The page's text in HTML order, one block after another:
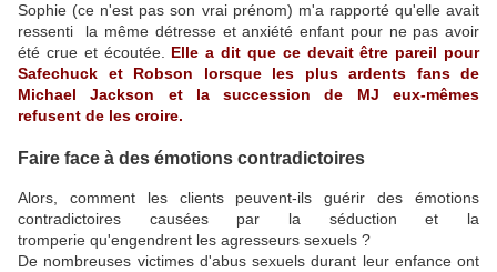
Sophie (ce n'est pas son vrai prénom) m'a rapporté qu'elle avait
ressenti la même détresse et anxiété enfant pour ne pas avoir
été crue et écoutée. Elle a dit que ce devait être pareil pour
Safechuck et Robson lorsque les plus ardents fans de
Michael Jackson et la succession de MJ eux-mêmes
refusent de les croire.
Faire face à des émotions contradictoires
Alors, comment les clients peuvent-ils guérir des émotions
contradictoires causées par la séduction et la
tromperie qu'engendrent les agresseurs sexuels ?
De nombreuses victimes d'abus sexuels durant leur enfance ont